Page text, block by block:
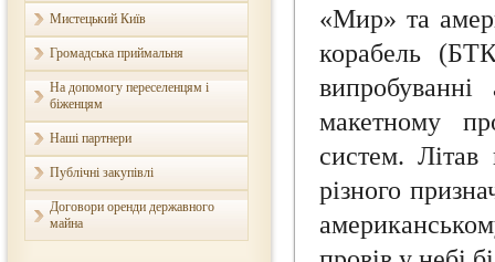
Мистецький Київ
Громадська приймальня
На допомогу переселенцям і
біженцям
Наші партнери
Публічні закупівлі
Договори оренди державного
майна
«Мир» та
корабель
макетному
систем.
різного